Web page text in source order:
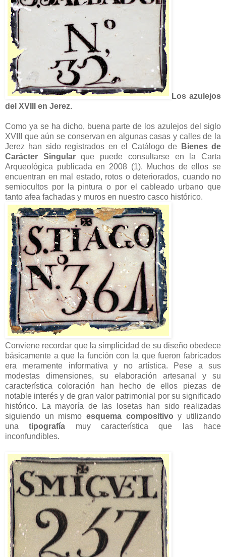
Los azulejos
del XVIII en Jerez.
Como ya se ha dicho, buena parte de los azulejos del siglo
XVIII que aún se conservan en algunas casas y calles de la
Jerez han sido registrados en el Catálogo de
Bienes de
Carácter Singularque puede consultarse en la Carta
Arqueológica publicada en 2008 (1). Muchos de ellos se
encuentran en mal estado, rotos o deteriorados, cuando no
semiocultos por la pintura o por el cableado urbano que
tanto afea fachadas y muros en nuestro casco histórico.
Conviene recordar que la simplicidad de su diseño obedece
básicamente a que la función con la que fueron fabricados
era meramente informativa y no artística. Pese a sus
modestas dimensiones, su elaboración artesanal y su
característica coloración han hecho de ellos piezas de
notable interés y de gran valor patrimonial por su significado
histórico. La mayoría de las losetas han sido realizadas
siguiendo un mismo esquema compositivo y utilizando
unatipografía muy característica que las hace
inconfundibles.